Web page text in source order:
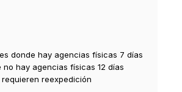
donde hay agencias físicas 7 días
hay agencias físicas 12 días
reexpedición